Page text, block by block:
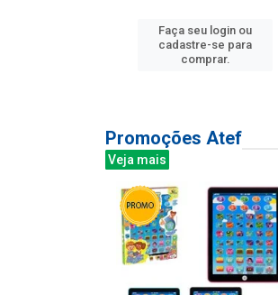
Faça seu login ou
cadastre-se para
comprar.
Promoções Atef
Veja mais